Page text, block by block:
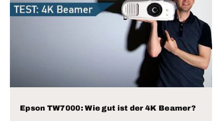
Epson TW7000: Wie gut ist der 4K Beamer?